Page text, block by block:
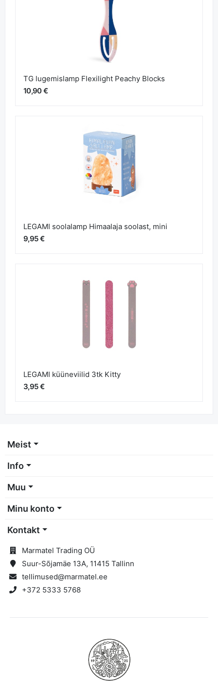
TG lugemislamp Flexilight Peachy Blocks
10,90 €
LEGAMI soolalamp Himaalaja soolast, mini
9,95 €
LEGAMI küüneviilid 3tk Kitty
3,95 €
Meist
Info
Muu
Minu konto
Kontakt
Marmatel Trading OÜ
Suur-Sõjamäe 13A, 11415 Tallinn
tellimused@marmatel.ee
+372 5333 5768